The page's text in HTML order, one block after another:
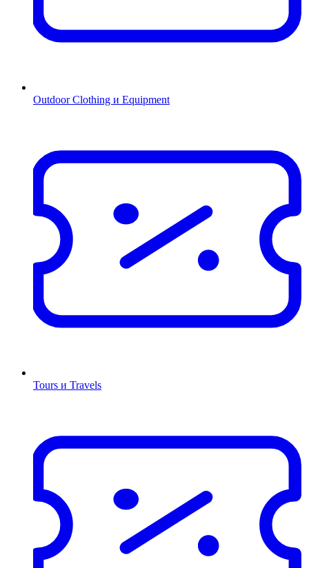
Outdoor Clothing и Equipment
Tours и Travels